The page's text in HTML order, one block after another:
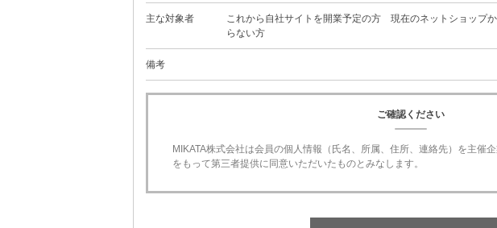
主な対象者
これから自社サイトを開業予定の方 現在のネットショップ
らない方
備考
ご確認ください
MIKATA株式会社は会員の個人情報（氏名、所属、住所、連絡先）を主催
をもって第三者提供に同意いただいたものとみなします。